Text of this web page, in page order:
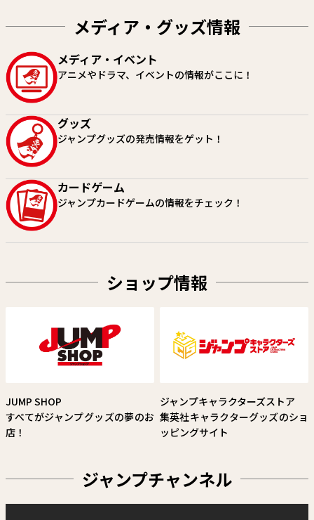
原作：たけぐし一本 漫画：みた
らし三大
町田麗弥
SAKAMOTO DAYS
メディア・グッズ情報
メディア・イベント
アニメやドラマ、イベントの情報がここに！
グッズ
ジャンプグッズの発売情報をゲット！
カードゲーム
ジャンプカードゲームの情報をチェック！
ショップ情報
JUMP SHOP
すべてがジャンプグッズの夢のお
店！
ジャンプキャラクターズストア
集英社キャラクターグッズのショ
ッピングサイト
ジャンプチャンネル